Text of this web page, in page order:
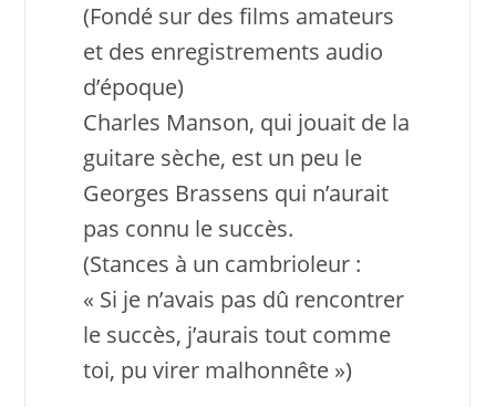
(Fondé sur des films amateurs
et des enregistrements audio
d’époque)
Charles Manson, qui jouait de la
guitare sèche, est un peu le
Georges Brassens qui n’aurait
pas connu le succès.
(Stances à un cambrioleur :
« Si je n’avais pas dû rencontrer
le succès, j’aurais tout comme
toi, pu virer malhonnête »)